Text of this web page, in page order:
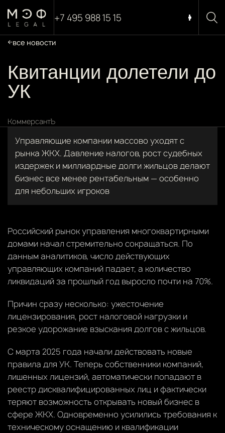
+7 495 988 15 15
все новости
Квитанции долетели до
УК
КоммерсантЪ
Управляющие компании массово уходят с
рынка ЖКХ. Давление налогов, рост судебных
издержек и миллиардные долги жильцов делают
бизнес все менее рентабельным — особенно
для небольших игроков
Российский рынок управления многоквартирными
домами начал стремительно сокращаться. По
данным аналитиков, число действующих
управляющих компаний падает, а количество
ликвидаций за прошлый год выросло почти на 70%.
Причин сразу несколько: ужесточение
лицензирования, рост налоговой нагрузки и
резкое удорожание взыскания долгов с жильцов.
С марта 2025 года начали действовать новые
правила для УК. Теперь собственники компаний,
лишенных лицензий, автоматически попадают в
реестр дисквалифицированных лиц и фактически
теряют возможность открывать новый бизнес в
сфере ЖКХ. Одновременно усилились требования к
техническому оснащению и квалификации